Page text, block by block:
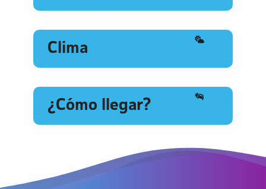
Clima
¿Cómo llegar?